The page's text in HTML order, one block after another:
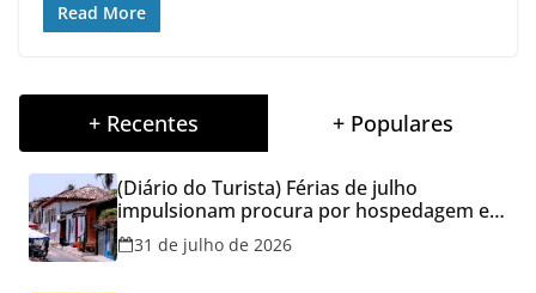
Read More
+ Recentes + Populares
(Diário do Turista) Férias de julho
impulsionam procura por hospedagem em
Goiás e reforçam cuidados na hora de
reservar viagens
31 de julho de 2026